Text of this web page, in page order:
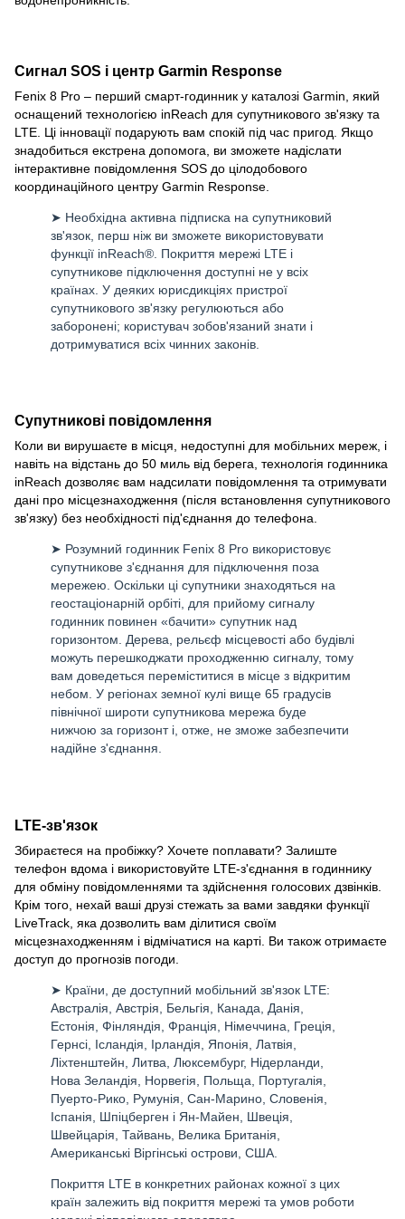
Сигнал SOS і центр Garmin Response
Fenix 8 Pro – перший смарт-годинник у каталозі Garmin, який
оснащений технологією inReach для супутникового зв'язку та
LTE. Ці інновації подарують вам спокій під час пригод. Якщо
знадобиться екстрена допомога, ви зможете надіслати
інтерактивне повідомлення SOS до цілодобового
координаційного центру Garmin Response.
➤ Необхідна активна підписка на супутниковий
зв'язок, перш ніж ви зможете використовувати
функції inReach®. Покриття мережі LTE і
супутникове підключення доступні не у всіх
країнах. У деяких юрисдикціях пристрої
супутникового зв'язку регулюються або
заборонені; користувач зобов'язаний знати і
дотримуватися всіх чинних законів.
Супутникові повідомлення
Коли ви вирушаєте в місця, недоступні для мобільних мереж, і
навіть на відстань до 50 миль від берега, технологія годинника
inReach дозволяє вам надсилати повідомлення та отримувати
дані про місцезнаходження (після встановлення супутникового
зв'язку) без необхідності під'єднання до телефона.
➤ Розумний годинник Fenix 8 Pro використовує
супутникове з'єднання для підключення поза
мережею. Оскільки ці супутники знаходяться на
геостаціонарній орбіті, для прийому сигналу
годинник повинен «бачити» супутник над
горизонтом. Дерева, рельєф місцевості або будівлі
можуть перешкоджати проходженню сигналу, тому
вам доведеться переміститися в місце з відкритим
небом. У регіонах земної кулі вище 65 градусів
північної широти супутникова мережа буде
нижчою за горизонт і, отже, не зможе забезпечити
надійне з'єднання.
LTE-зв'язок
Збираєтеся на пробіжку? Хочете поплавати? Залиште
телефон вдома і використовуйте LTE-з'єднання в годиннику
для обміну повідомленнями та здійснення голосових дзвінків.
Крім того, нехай ваші друзі стежать за вами завдяки функції
LiveTrack, яка дозволить вам ділитися своїм
місцезнаходженням і відмічатися на карті. Ви також отримаєте
доступ до прогнозів погоди.
➤ Країни, де доступний мобільний зв'язок LTE:
Австралія, Австрія, Бельгія, Канада, Данія,
Естонія, Фінляндія, Франція, Німеччина, Греція,
Гернсі, Ісландія, Ірландія, Японія, Латвія,
Ліхтенштейн, Литва, Люксембург, Нідерланди,
Нова Зеландія, Норвегія, Польща, Португалія,
Пуерто-Рико, Румунія, Сан-Марино, Словенія,
Іспанія, Шпіцберген і Ян-Майен, Швеція,
Швейцарія, Тайвань, Велика Британія,
Американські Віргінські острови, США.
Покриття LTE в конкретних районах кожної з цих
країн залежить від покриття мережі та умов роботи